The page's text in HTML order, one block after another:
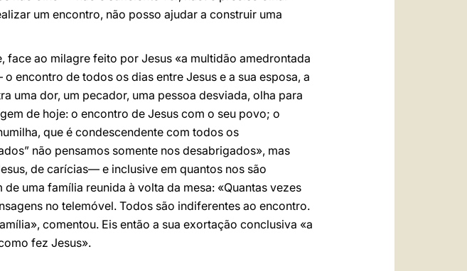
um encontro, não posso ajudar a construir uma
ao milagre feito por Jesus «a multidão amedrontada
de todos os dias entre Jesus e a sua esposa, a
uma dor, um pecador, uma pessoa desviada, olha para
de hoje: o encontro de Jesus com o seu povo; o
que é condescendente com todos os
não pensamos somente nos desabrigados», mas
de carícias— e inclusive em quantos nos são
uma família reunida à volta da mesa: «Quantas vezes
no telemóvel. Todos são indiferentes ao encontro.
comentou. Eis então a sua exortação conclusiva «a
fez Jesus».